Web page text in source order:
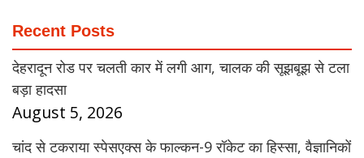
Recent Posts
देहरादून रोड पर चलती कार में लगी आग, चालक की सूझबूझ से टला
बड़ा हादसा
August 5, 2026
चांद से टकराया स्पेसएक्स के फाल्कन-9 रॉकेट का हिस्सा, वैज्ञानिकों